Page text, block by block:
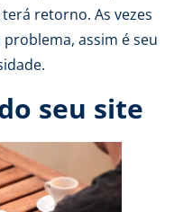
retorno. As vezes
assim é seu
seu site